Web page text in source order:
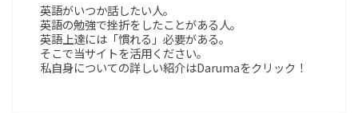
英語がいつか話したい人。
英語の勉強で挫折をしたことがある人。
英語上達には「慣れる」必要がある。
そこで当サイトを活用ください。
私自身についての詳しい紹介はDarumaをクリック！